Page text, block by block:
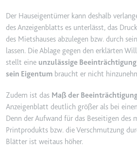
zu messen, indem
Conversion-Rate
Website über
hinweg gesammelt
Ablauf:
3 Monate
Typ:
HTTP-Cookie
_gcl_ls
Anbieter:
Zweck:
Verfolgt die
Der Hauseigentümer kann deshalb
des Anzeigenblatts es unterlässt, das
des Mietshauses abzulegen bzw. durch
lassen. Die Ablage gegen den erklärten
stellt eine unzulässige Beeinträchtigung
sein Eigentum braucht er nicht
Zudem ist das Maß der
Anzeigenblatt deutlich größer als bei
Denn der Aufwand für das Beseitigen des
Printprodukts bzw. die Verschmutzung
Blätter ist weitaus höher.